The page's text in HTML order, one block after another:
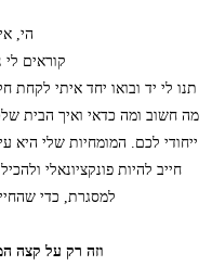
הי,
קוראים לי
תנו לי יד ובואו יחד איתי לקחת
מה חשוב ומה כדאי ואיך הבית
ייחודי לכם. המומחיות שלי היא
חייב להיות פונקציונאלי
למסגרת, כדי
וזה רק על קצה